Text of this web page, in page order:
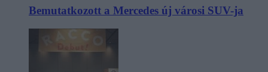
Bemutatkozott a Mercedes új városi SUV-ja